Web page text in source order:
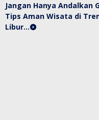
Jangan Hanya Andalkan
Tips Aman Wisata di
Libur…